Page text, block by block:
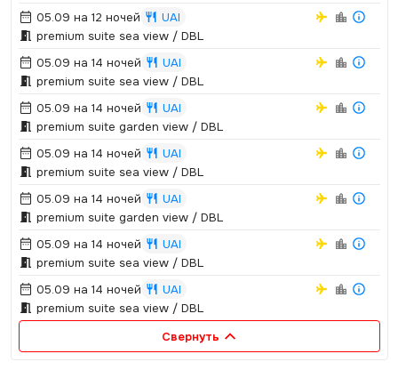
05.09 на 12 ночей
UAI
premium suite sea view / DBL
05.09 на 14 ночей
UAI
premium suite sea view / DBL
05.09 на 14 ночей
UAI
premium suite garden view / DBL
05.09 на 14 ночей
UAI
premium suite sea view / DBL
05.09 на 14 ночей
UAI
premium suite garden view / DBL
05.09 на 14 ночей
UAI
premium suite sea view / DBL
05.09 на 14 ночей
UAI
premium suite sea view / DBL
Свернуть